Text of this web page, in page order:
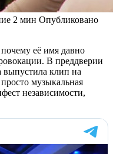
2 мин Опубликовано
её имя давно
В преддверии
выпустила клип на
музыкальная
независимости,